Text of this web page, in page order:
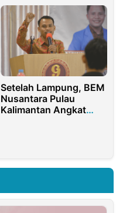
Setelah Lampung, BEM
Nusantara Pulau
Kalimantan Angkat